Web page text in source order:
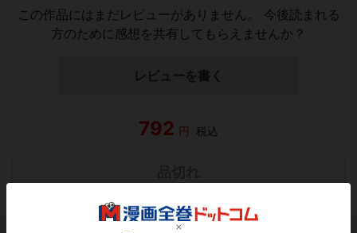
この作品にはまだレビューがありません。 今後読まれる
方のために感想を共有してもらえませんか？
レビューを書く
792 円 税込